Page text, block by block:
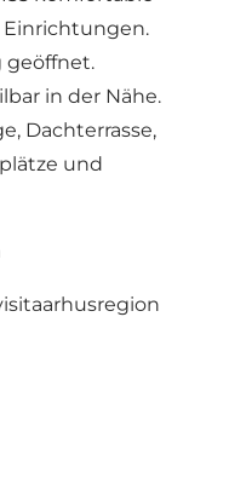
geöffnet.
in der Nähe.
Dachterrasse,
und